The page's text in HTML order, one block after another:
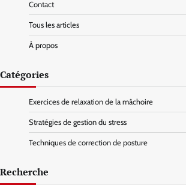
Contact
Tous les articles
À propos
Catégories
Exercices de relaxation de la mâchoire
Stratégies de gestion du stress
Techniques de correction de posture
Recherche